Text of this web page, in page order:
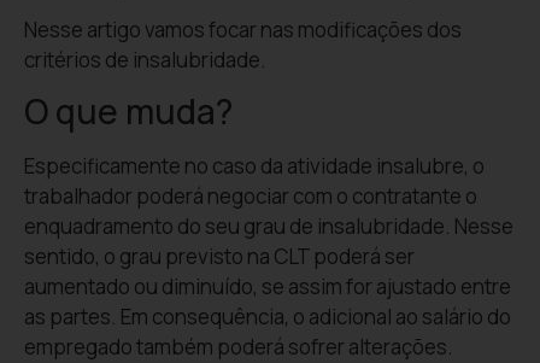
Nesse artigo vamos focar nas modificações dos
critérios de insalubridade.
O que muda?
Especificamente no caso da atividade insalubre, o
trabalhador poderá negociar com o contratante o
enquadramento do seu grau de insalubridade. Nesse
sentido, o grau previsto na CLT poderá ser
aumentado ou diminuído, se assim for ajustado entre
as partes. Em consequência, o adicional ao salário do
empregado também poderá sofrer alterações.